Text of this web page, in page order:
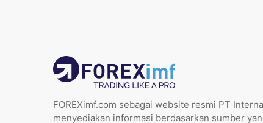
FOREXimf.com sebagai website resmi PT
menyediakan informasi berdasarkan sumber